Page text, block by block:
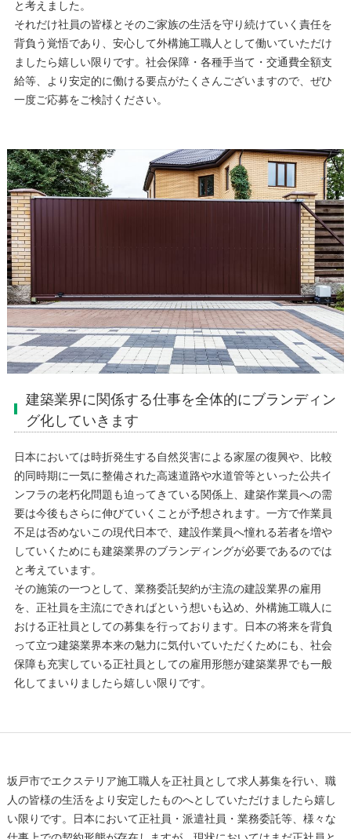
と考えました。
それだけ社員の皆様とそのご家族の生活を守り続けていく責任を
背負う覚悟であり、安心して外構施工職人として働いていただけ
ましたら嬉しい限りです。社会保障・各種手当て・交通費全額支
給等、より安定的に働ける要点がたくさんございますので、ぜひ
一度ご応募をご検討ください。
建築業界に関係する仕事を全体的にブランディン
グ化していきます
日本においては時折発生する自然災害による家屋の復興や、比較
的同時期に一気に整備された高速道路や水道管等といった公共イ
ンフラの老朽化問題も迫ってきている関係上、建築作業員への需
要は今後もさらに伸びていくことが予想されます。一方で作業員
不足は否めないこの現代日本で、建設作業員へ憧れる若者を増や
していくためにも建築業界のブランディングが必要であるのでは
と考えています。
その施策の一つとして、業務委託契約が主流の建設業界の雇用
を、正社員を主流にできればという想いも込め、外構施工職人に
おける正社員としての募集を行っております。日本の将来を背負
って立つ建築業界本来の魅力に気付いていただくためにも、社会
保障も充実している正社員としての雇用形態が建築業界でも一般
化してまいりましたら嬉しい限りです。
坂戸市でエクステリア施工職人を正社員として求人募集を行い、職
人の皆様の生活をより安定したものへとしていただけましたら嬉し
い限りです。日本において正社員・派遣社員・業務委託等、様々な